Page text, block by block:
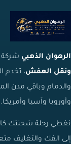
الرهوان الذهبي
ونقل العفش، تخدم
والدمام وباقي مدن
وأوروبا وآسيا وأمريكا.
نغطي رحلة شحنتك
إلى الفك والتغليف